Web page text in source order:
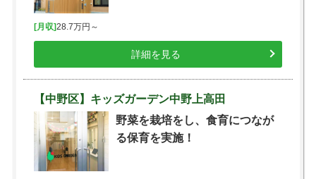
[月収]28.7万円～
詳細を見る
【中野区】キッズガーデン中野上高田
野菜を栽培をし、食育につなが
る保育を実施！